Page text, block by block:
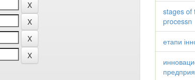
stages of
processn
етапи